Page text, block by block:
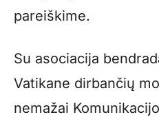
pareiškime.
Su asociacija
Vatikane dirbančių
nemažai